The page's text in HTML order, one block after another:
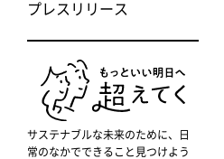
プレスリリース
サステナブルな未来のために、日
常のなかでできること見つけよう